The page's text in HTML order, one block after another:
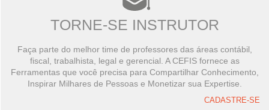
TORNE-SE INSTRUTOR
Faça parte do melhor time de professores das áreas contábil,
fiscal, trabalhista, legal e gerencial. A CEFIS fornece as
Ferramentas que você precisa para Compartilhar Conhecimento,
Inspirar Milhares de Pessoas e Monetizar sua Expertise.
CADASTRE-SE